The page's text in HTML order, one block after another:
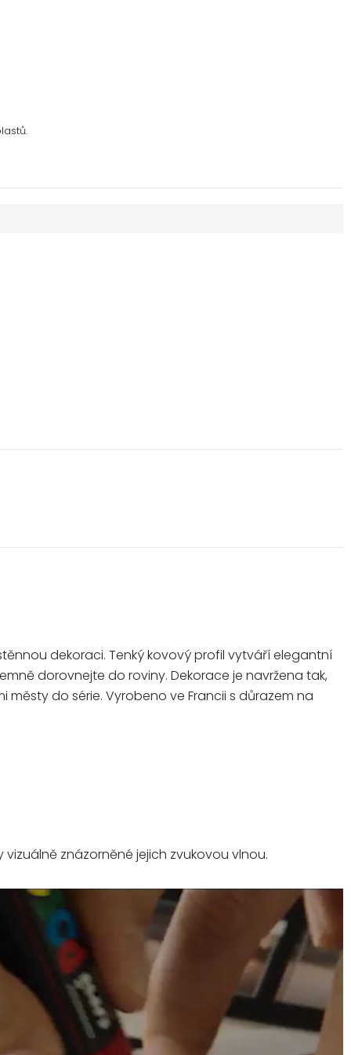
dekoraci. Tenký kovový profil vytváří elegantní
dorovnejte do roviny. Dekorace je navržena tak,
do série. Vyrobeno ve Francii s důrazem na
znázorněné jejich zvukovou vlnou.